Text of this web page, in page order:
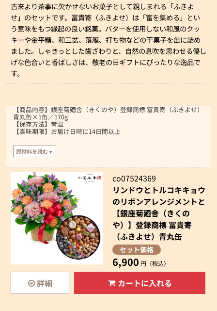
古来より茶事に欠かせないお菓子として親しまれる「ふきよ
せ」のセットです。冨貴寄（ふきよせ）は「富を集める」とい
う意味をもつ縁起の良い銘菓。バターを使用しない和風のクッ
キーや金平糖、和三盆、落雁、打ち物などの干菓子を缶に詰め
ました。しゃきっとした歯ざわりと、自然の息吹を思わせる優し
げな色合いと香ばしさは、敬老の日ギフトにぴったりな逸品で
す。
【商品内容】銀座菊廼舎（きくのや）登録商標 冨貴寄（ふきよせ）
青丸缶×1缶／170g
【保存方法】常温
【賞味期限】お届け日時に14日間以上
原材料を読む▼
【原材料】
小麦粉（小麦（北海道産））、砂糖、鶏卵、和三盆糖、落花生、大豆、ごま、
黒糖、抹茶、しそ粉（しそ、食塩、梅酢）、生姜粉末、ココナッツ、（けしの
実、ココア、青海苔、豌豆粉、餅米粉、澱粉、水飴、食用精製加工油脂、食用
植物油脂、食塩/着色料（ビートレッド、クチナシ色素、ベニバナ色素、パプリ
カ色素、カラメル色素、ベニコウジ色素）、香料、酸味料、乳化剤
【特定原材料】小麦、卵、落花生
【通知原材料】ごま、大豆
co07524369
リンドウとトルコキキョウ
のリボンアレンジメントと
【銀座菊廼舎（きくの
や）】登録商標 冨貴寄
（ふきよせ）青丸缶
セット価格
6,900 円（税込）
詳細 カートに入れる